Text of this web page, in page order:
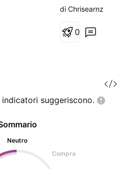
(FET)
sono divergenti,
andrei lontano
di Chrisearnz
0
indicatori suggeriscono.
Neutro
Compra